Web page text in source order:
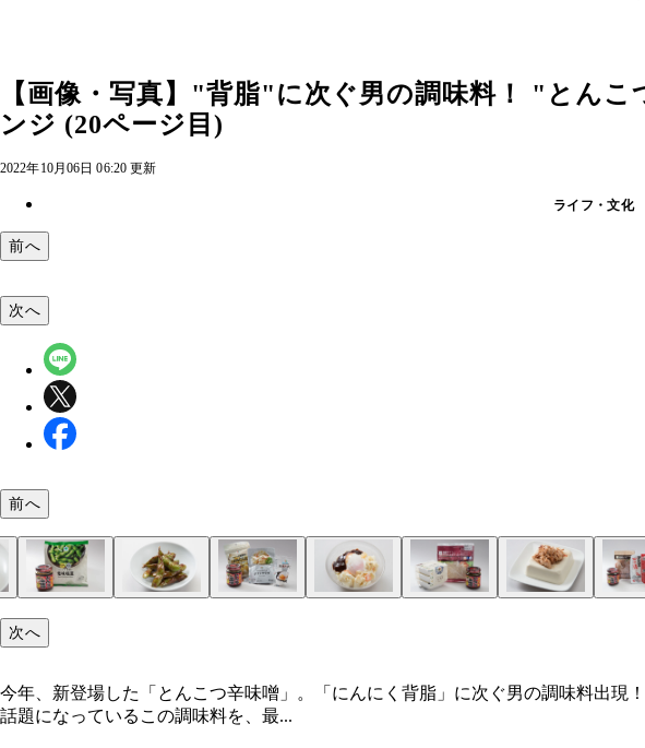
【画像・写真】"背脂"に次ぐ男の調味料！ "とん
ンジ (20ページ目)
2022年10月06日 06:20 更新
ライフ・文化
前へ
次へ
前へ
次へ
今年、新登場した「とんこつ辛味噌」。「にんにく背脂」に次ぐ男の調味料出
話題になっているこの調味料を、最...